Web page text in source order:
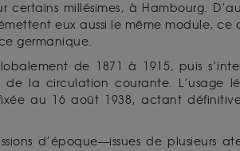
certains millésimes, à Hambourg.
eux aussi le même module, ce
germanique.
de 1871 à 1915, puis
de la circulation courante. L’usage
au 16 août 1938, actant
d’époque—issues de plusieurs